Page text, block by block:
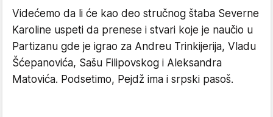
Videćemo da li će kao deo stručnog štaba Severne
Karoline uspeti da prenese i stvari koje je naučio u
Partizanu gde je igrao za Andreu Trinkijerija, Vladu
Šćepanovića, Sašu Filipovskog i Aleksandra
Matovića. Podsetimo, Pejdž ima i srpski pasoš.